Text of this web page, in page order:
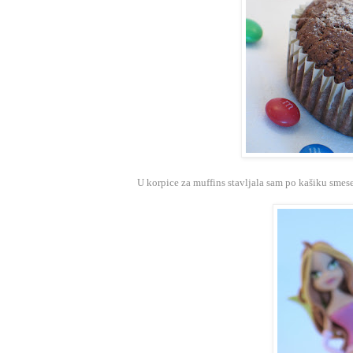
U korpice za muffins stavljala sam po kašiku